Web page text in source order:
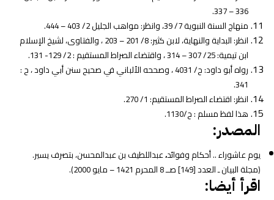
336 – 337.
منهاج السنة النبوية 7/ 39، وانظر: مواهب الجليل 2/ 403 – 444.
انظر: البداية والنهاية، لابن كثير: 8/ 201 – 203 ، والفتاوى، لشيخ الإسلام
ابن تيمية: 25/ 307 – 314 ، واقتضاء الصراط المستقيم : 2/ 129- 131.
رواه أبو داود: ح/ 4031 ، وصححه الألباني في صحيح سنن أبي داود ، ح :
341.
انظر: اقتضاء الصراط المستقيم: 1/ 270.
هذا لفظ مسلم : ح/1130.
المصدر:
يوم عاشوراء .. أحكام وفوائد،عبداللطيف بن عبدالمحسن، بتصرف يسير.
(مجلة البيان ـ العدد [149] صــ 8 المحرم 1421 – مايو 2000).
اقرأ أيضا: